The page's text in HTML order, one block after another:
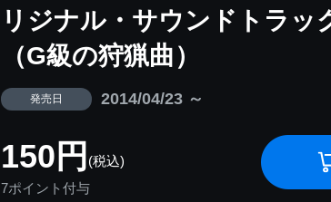
リジナル・サウンドトラッ
（G級の狩猟曲）
発売日 2014/04/23 ～
150円 (税込)
7ポイント付与